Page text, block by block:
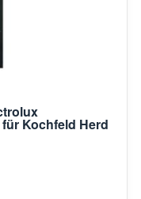
für Kochfeld Herd